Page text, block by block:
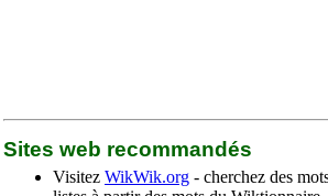
Sites web recommandés
Visitez WikWik.org - cherchez des